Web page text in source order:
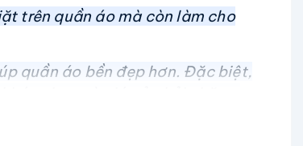
trên quần áo mà còn làm cho
quần áo bền đẹp hơn. Đặc biệt,